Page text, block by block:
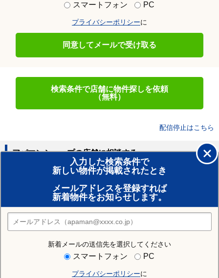
スマートフォン PC
プライバシーポリシーに
同意してメールで受け取る
検索条件で店舗に物件探しを依頼
（無料）
配信停止はこちら
入力した検索条件で
新しい物件が掲載されたとき
メールアドレスを登録すれば
新着物件をお知らせします。
新着メールの送信先を選択してください
スマートフォン PC
プライバシーポリシーに
アパマンショップの店舗に相談する
賃貸のプロがお部屋探し！
おまかせ物件リクエスト
住みたい街の店舗を探す
店舗検索
住む街研究所で石狩市の情報を見る